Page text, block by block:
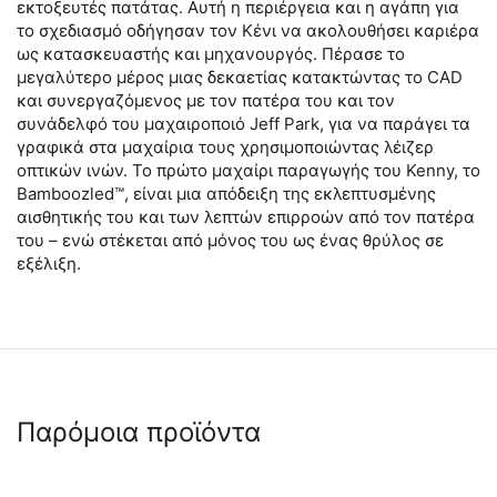
εκτοξευτές πατάτας. Αυτή η περιέργεια και η αγάπη για
το σχεδιασμό οδήγησαν τον Κένι να ακολουθήσει καριέρα
ως κατασκευαστής και μηχανουργός. Πέρασε το
μεγαλύτερο μέρος μιας δεκαετίας κατακτώντας το CAD
και συνεργαζόμενος με τον πατέρα του και τον
συνάδελφό του μαχαιροποιό Jeff Park, για να παράγει τα
γραφικά στα μαχαίρια τους χρησιμοποιώντας λέιζερ
οπτικών ινών. Το πρώτο μαχαίρι παραγωγής του Kenny, το
Bamboozled™, είναι μια απόδειξη της εκλεπτυσμένης
αισθητικής του και των λεπτών επιρροών από τον πατέρα
του – ενώ στέκεται από μόνος του ως ένας θρύλος σε
εξέλιξη.
Παρόμοια προϊόντα